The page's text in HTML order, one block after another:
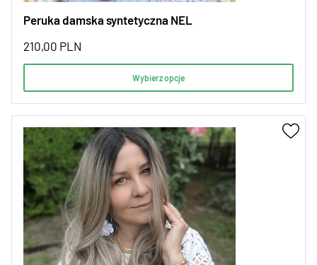
Peruka damska syntetyczna NEL
210,00 PLN
Wybierz opcje